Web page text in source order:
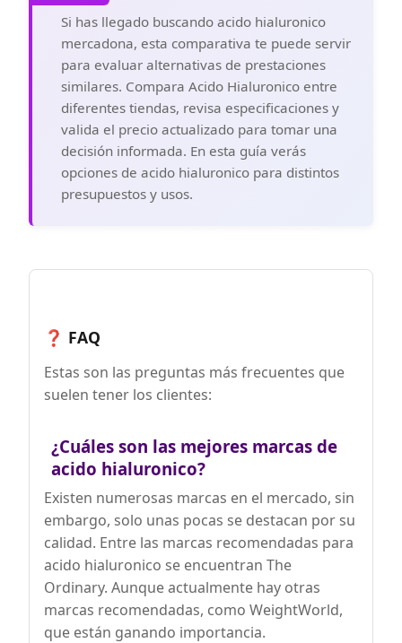
Si has llegado buscando acido hialuronico
mercadona, esta comparativa te puede servir
para evaluar alternativas de prestaciones
similares. Compara Acido Hialuronico entre
diferentes tiendas, revisa especificaciones y
valida el precio actualizado para tomar una
decisión informada. En esta guía verás
opciones de acido hialuronico para distintos
presupuestos y usos.
❓ FAQ
Estas son las preguntas más frecuentes que
suelen tener los clientes:
¿Cuáles son las mejores marcas de
acido hialuronico?
Existen numerosas marcas en el mercado, sin
embargo, solo unas pocas se destacan por su
calidad. Entre las marcas recomendadas para
acido hialuronico se encuentran The
Ordinary. Aunque actualmente hay otras
marcas recomendadas, como WeightWorld,
que están ganando importancia.